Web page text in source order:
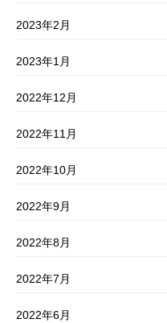
2023年2月
2023年1月
2022年12月
2022年11月
2022年10月
2022年9月
2022年8月
2022年7月
2022年6月